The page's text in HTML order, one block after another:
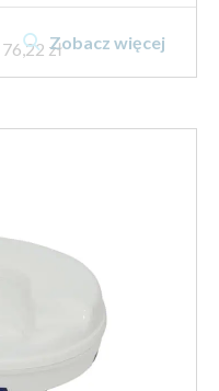
76,22 złZobacz więcej